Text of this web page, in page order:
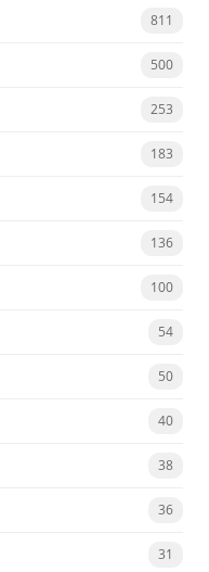
811
500
253
183
154
136
100
54
50
40
38
36
31